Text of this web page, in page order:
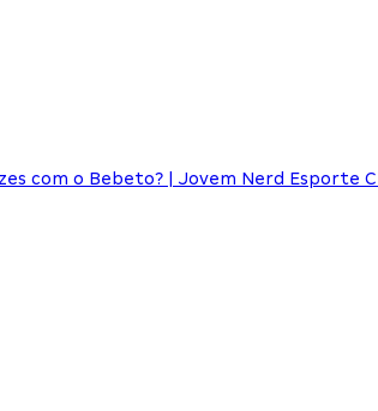
com o Bebeto? | Jovem Nerd Esporte